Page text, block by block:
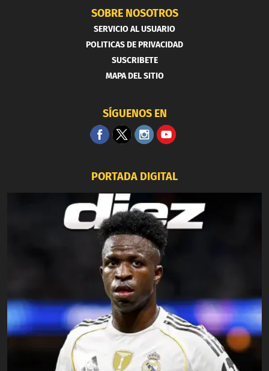
SOBRE NOSOTROS
SERVICIO AL USUARIO
POLITICAS DE PRIVACIDAD
SUSCRIBETE
MAPA DEL SITIO
SÍGUENOS EN
PORTADA DIGITAL